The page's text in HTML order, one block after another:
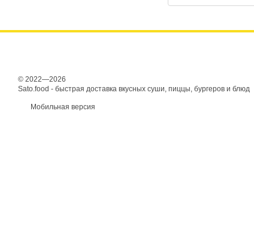
© 2022—2026
Sato.food - быстрая доставка вкусных суши, пиццы, бургеров и блюд
Мобильная версия